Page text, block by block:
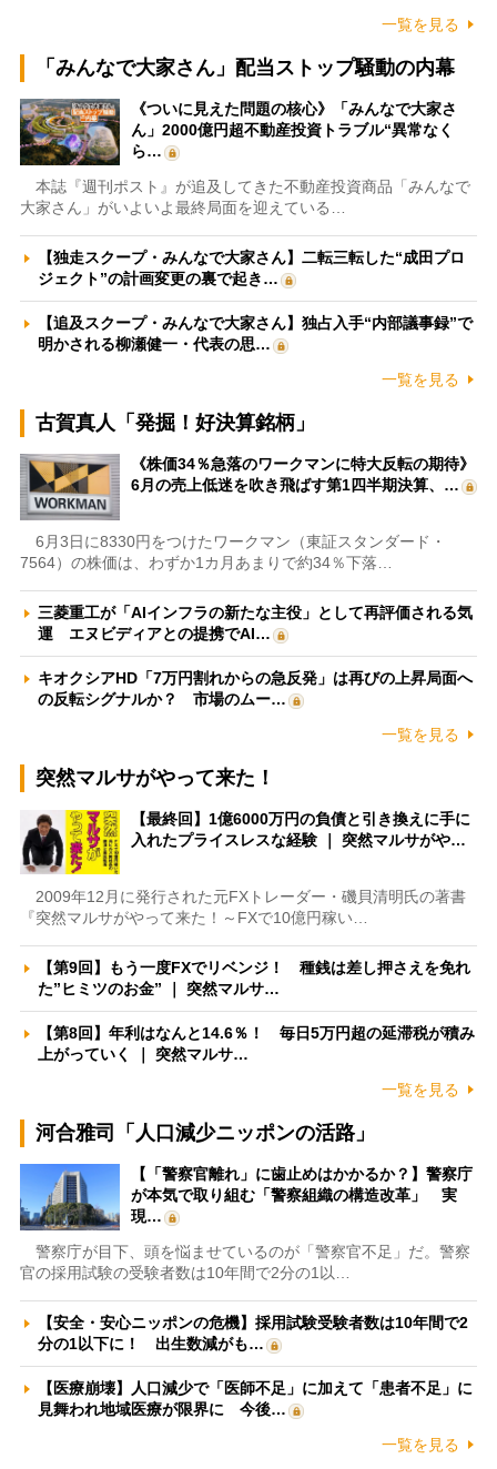
一覧を見る
「みんなで大家さん」配当ストップ騒動の内幕
《ついに見えた問題の核心》「みんなで大家さ
ん」2000億円超不動産投資トラブル“異常なく
ら…
本誌『週刊ポスト』が追及してきた不動産投資商品「みんなで
大家さん」がいよいよ最終局面を迎えている…
【独走スクープ・みんなで大家さん】二転三転した“成田プロ
ジェクト”の計画変更の裏で起き…
【追及スクープ・みんなで大家さん】独占入手“内部議事録”で
明かされる柳瀬健一・代表の思…
一覧を見る
古賀真人「発掘！好決算銘柄」
《株価34％急落のワークマンに特大反転の期待》
6月の売上低迷を吹き飛ばす第1四半期決算、…
6月3日に8330円をつけたワークマン（東証スタンダード・
7564）の株価は、わずか1カ月あまりで約34％下落…
三菱重工が「AIインフラの新たな主役」として再評価される気
運 エヌビディアとの提携でAI…
キオクシアHD「7万円割れからの急反発」は再びの上昇局面へ
の反転シグナルか？ 市場のムー…
一覧を見る
突然マルサがやって来た！
【最終回】1億6000万円の負債と引き換えに手に
入れたプライスレスな経験 ｜ 突然マルサがや…
2009年12月に発行された元FXトレーダー・磯貝清明氏の著書
『突然マルサがやって来た！～FXで10億円稼い…
【第9回】もう一度FXでリベンジ！ 種銭は差し押さえを免れ
た”ヒミツのお金” ｜ 突然マルサ…
【第8回】年利はなんと14.6％！ 毎日5万円超の延滞税が積み
上がっていく ｜ 突然マルサ…
一覧を見る
河合雅司「人口減少ニッポンの活路」
【「警察官離れ」に歯止めはかかるか？】警察庁
が本気で取り組む「警察組織の構造改革」 実
現…
警察庁が目下、頭を悩ませているのが「警察官不足」だ。警察
官の採用試験の受験者数は10年間で2分の1以…
【安全・安心ニッポンの危機】採用試験受験者数は10年間で2
分の1以下に！ 出生数減がも…
【医療崩壊】人口減少で「医師不足」に加えて「患者不足」に
見舞われ地域医療が限界に 今後…
一覧を見る